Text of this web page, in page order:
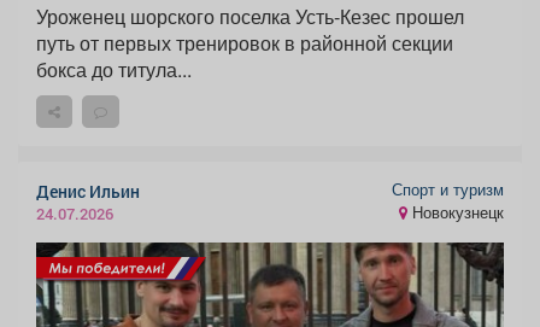
Уроженец шорского поселка Усть-Кезес прошел
путь от первых тренировок в районной секции
бокса до титула...
Денис Ильин
24.07.2026
Спорт и туризм
Новокузнецк